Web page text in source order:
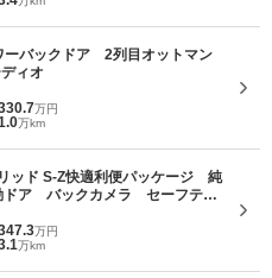
ーバックドア 2列目オットマン
ィオ
万円
万km
ッド S-Z快適利便パッケージ 純
ア バックカメラ セーフティ
ドラレコ スマートキー 3眼
万円
万km